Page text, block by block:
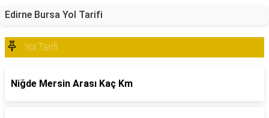
Edirne Bursa Yol Tarifi
Yol Tarifi
Niğde Mersin Arası Kaç Km